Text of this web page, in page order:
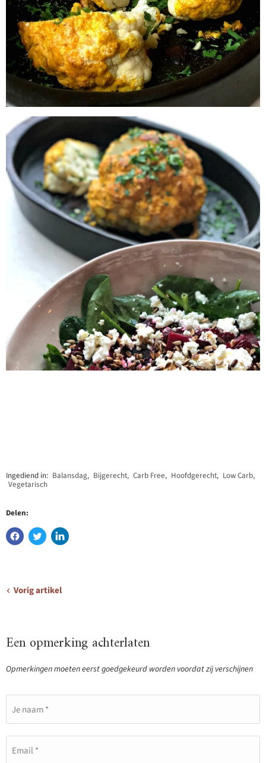
Ingediend in: Balansdag, Bijgerecht, Carb Free, Hoofdgerecht, Low Carb,
Vegetarisch
Delen:
Vorig artikel
Een opmerking achterlaten
Opmerkingen moeten eerst goedgekeurd worden voordat zij verschijnen
Je naam *
Email *